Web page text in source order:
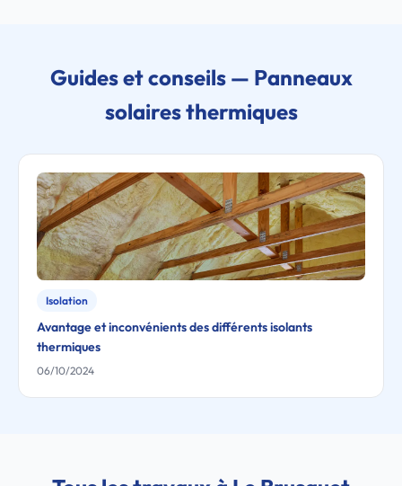
Guides et conseils — Panneaux
solaires thermiques
Isolation
Avantage et inconvénients des différents isolants
thermiques
06/10/2024